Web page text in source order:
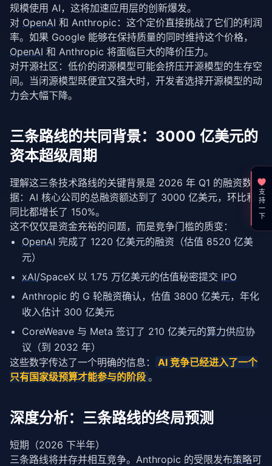
规模使用 AI，这将加速应用层的创新爆发。
对 OpenAI 和 Anthropic：这个定价直接挑战了它们的利润
率。如果 Google 能够在保持质量的同时维持这个价格，
OpenAI 和 Anthropic 将面临巨大的降价压力。
对开源社区：低价的闭源模型可能会挤压开源模型的生存空
间。当闭源模型既便宜又强大时，开发者选择开源模型的动
力会大幅下降。
三条路线的共同背景：3000 亿美元的
资本超级周期
理解这三条技术路线的关键背景是 2026 年 Q1 的融资数
据：AI 核心公司的总融资额达到了 3000 亿美元，环比和
同比都增长了 150%。
这不仅仅是资金充裕的问题，而是竞争门槛的质变：
OpenAI 完成了 1220 亿美元的融资（估值 8520 亿美
元）
xAI/SpaceX 以 1.75 万亿美元的估值秘密提交 IPO
Anthropic 的 G 轮融资确认，估值 3800 亿美元，年化
收入估计 300 亿美元
CoreWeave 与 Meta 签订了 210 亿美元的算力供应协
议（到 2032 年）
这些数字传达了一个明确的信息：
AI 竞争已经进入了一个
只有国家级预算才能参与的阶段 。
深度分析：三条路线的终局预测
短期（2026 下半年）
三条路线将并存并相互竞争。Anthropic 的受限发布策略可
支持一下